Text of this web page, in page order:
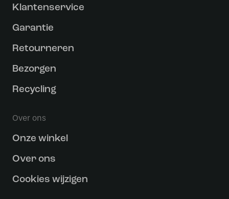
Klantenservice
Garantie
Retourneren
Bezorgen
Recycling
Over ons
Onze winkel
Over ons
Cookies wijzigen